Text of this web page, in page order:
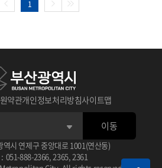
1
약관개인정보처리방침사이트맵
역시 연제구 중앙대로 1001(연산동)
: 051-888-2366 2365, 2361
이동